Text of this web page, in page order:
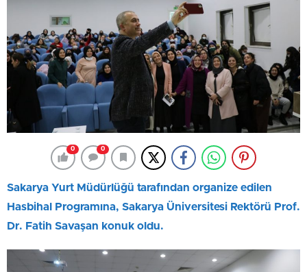
0 0
Sakarya Yurt Müdürlüğü tarafından organize edilen
Hasbihal Programına, Sakarya Üniversitesi Rektörü Prof.
Dr. Fatih Savaşan konuk oldu.